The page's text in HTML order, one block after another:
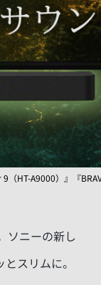
9（HT-A9000）』『
ソニーの新し
スリムに。